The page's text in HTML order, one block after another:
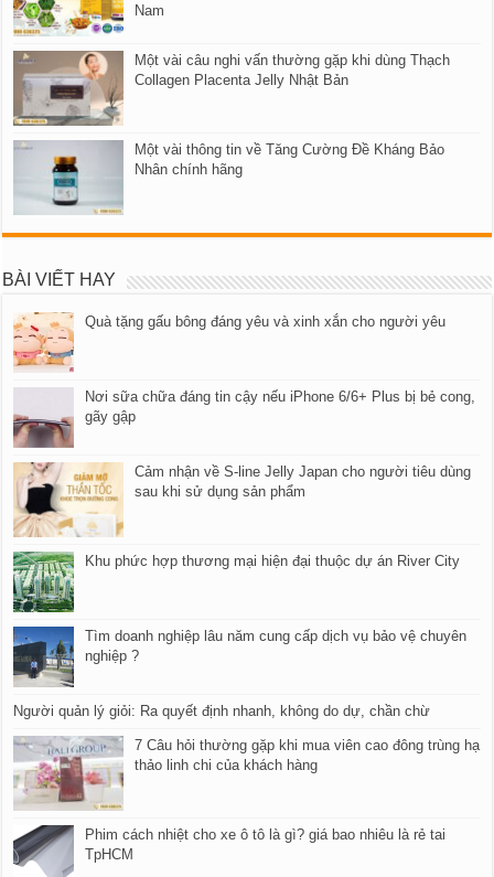
Nam
Một vài câu nghi vấn thường gặp khi dùng Thạch
Collagen Placenta Jelly Nhật Bản
Một vài thông tin về Tăng Cường Đề Kháng Bảo
Nhân chính hãng
BÀI VIẾT HAY
Quà tặng gấu bông đáng yêu và xinh xắn cho người yêu
Nơi sữa chữa đáng tin cậy nếu iPhone 6/6+ Plus bị bẻ cong,
gãy gập
Cảm nhận về S-line Jelly Japan cho người tiêu dùng
sau khi sử dụng sản phẩm
Khu phức hợp thương mại hiện đại thuộc dự án River City
Tìm doanh nghiệp lâu năm cung cấp dịch vụ bảo vệ chuyên
nghiệp ?
Người quản lý giỏi: Ra quyết định nhanh, không do dự, chần chừ
7 Câu hỏi thường gặp khi mua viên cao đông trùng hạ
thảo linh chi của khách hàng
Phim cách nhiệt cho xe ô tô là gì? giá bao nhiêu là rẻ tai
TpHCM